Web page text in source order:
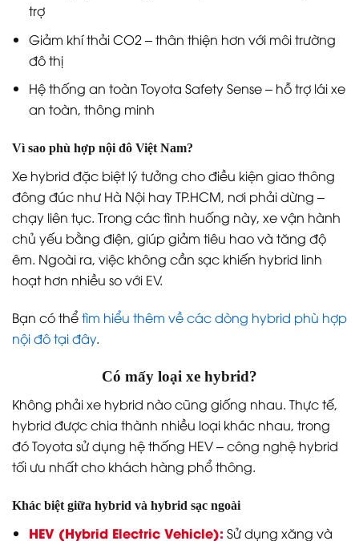
trợ
Giảm khí thải CO2 – thân thiện hơn với môi trường
đô thị
Hệ thống an toàn Toyota Safety Sense – hỗ trợ lái xe
an toàn, thông minh
Vì sao phù hợp nội đô Việt Nam?
Xe hybrid đặc biệt lý tưởng cho điều kiện giao thông
đông đúc như Hà Nội hay TP.HCM, nơi phải dừng –
chạy liên tục. Trong các tình huống này, xe vận hành
chủ yếu bằng điện, giúp giảm tiêu hao và tăng độ
êm. Ngoài ra, việc không cần sạc khiến hybrid linh
hoạt hơn nhiều so với EV.
Bạn có thểtìm hiểu thêm về các dòng hybrid phù hợp
nội đô tại đây.
Có mấy loại xe hybrid?
Không phải xe hybrid nào cũng giống nhau. Thực tế,
hybrid được chia thành nhiều loại khác nhau, trong
đó Toyota sử dụng hệ thống HEV – công nghệ hybrid
tối ưu nhất cho khách hàng phổ thông.
Khác biệt giữa hybrid và hybrid sạc ngoài
HEV (Hybrid Electric Vehicle): Sử dụng xăng và